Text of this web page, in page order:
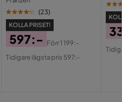
(23)
KOLLA PRISET!
Pris
597:-
Original
Förr1 199:-
Tidigare lägsta pris 597:-